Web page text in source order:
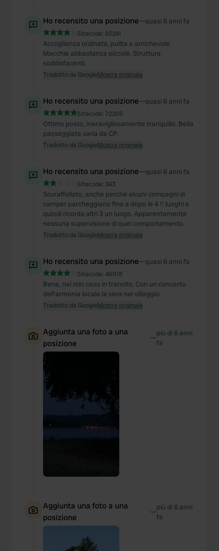
Ho recensito una posizione—quasi 6 anni fa
Sitecode: 82241
Accoglienza ordinata, pulita e amichevole.
Macchie abbastanza piccole. Strutture
soddisfacenti.
Tradotto da GoogleMostra originale
Ho recensito una posizione—quasi 6 anni fa
Sitecode: 72205
Ottimo posto, meravigliosamente tranquillo. Bella
passeggiata varia da CP.
Tradotto da GoogleMostra originale
Ho recensito una posizione—quasi 6 anni fa
Sitecode: 343
Sovraffollato, anche perché alcuni compagni di
camper parcheggiano fino a dopo le 4 !! luoghi e
quindi ricorda altri 3 un luogo. Apparentemente
nessuna supervisione di quel comportamento.
Tradotto da GoogleMostra originale
Ho recensito una posizione—quasi 6 anni fa
Sitecode: 46918
Bene, nel mio caso in transito. Con un concerto
dell'armonia locale la sera nel villaggio.
Tradotto da GoogleMostra originale
Aggiunta una foto a una
posizione
—più di 6 anni
fa
Aggiunta una foto a una
posizione
—più di 6 anni
fa